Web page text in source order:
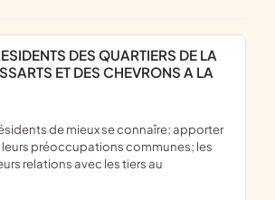
ET DES CHEVRONS A LA
préoccupations communes; les
relations avec les tiers au